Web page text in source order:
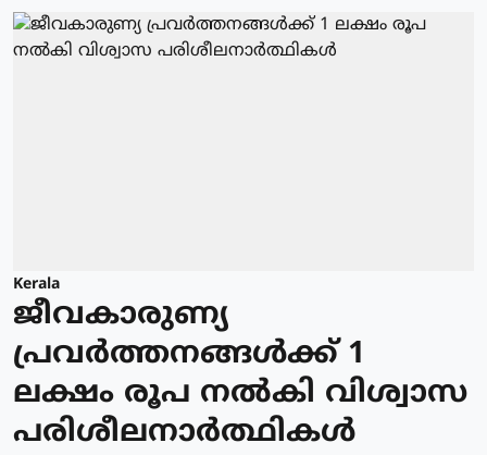
Kerala
ജീവകാരുണ്യ
പ്രവർത്തനങ്ങൾക്ക് 1
ലക്ഷം രൂപ നൽകി വിശ്വാസ
പരിശീലനാർത്ഥികൾ